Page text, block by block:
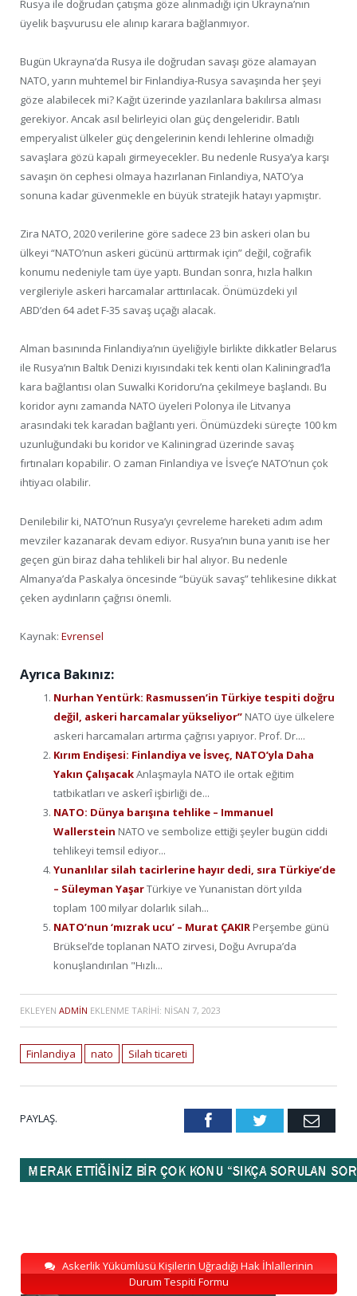
Rusya ile doğrudan çatışma göze alınmadığı için Ukrayna’nın
üyelik başvurusu ele alınıp karara bağlanmıyor.
Bugün Ukrayna’da Rusya ile doğrudan savaşı göze alamayan
NATO, yarın muhtemel bir Finlandiya-Rusya savaşında her şeyi
göze alabilecek mi? Kağıt üzerinde yazılanlara bakılırsa alması
gerekiyor. Ancak asıl belirleyici olan güç dengeleridir. Batılı
emperyalist ülkeler güç dengelerinin kendi lehlerine olmadığı
savaşlara gözü kapalı girmeyecekler. Bu nedenle Rusya’ya karşı
savaşın ön cephesi olmaya hazırlanan Finlandiya, NATO’ya
sonuna kadar güvenmekle en büyük stratejik hatayı yapmıştır.
Zira NATO, 2020 verilerine göre sadece 23 bin askeri olan bu
ülkeyi “NATO’nun askeri gücünü arttırmak için” değil, coğrafik
konumu nedeniyle tam üye yaptı. Bundan sonra, hızla halkın
vergileriyle askeri harcamalar arttırılacak. Önümüzdeki yıl
ABD’den 64 adet F-35 savaş uçağı alacak.
Alman basınında Finlandiya’nın üyeliğiyle birlikte dikkatler Belarus
ile Rusya’nın Baltık Denizi kıyısındaki tek kenti olan Kaliningrad’la
kara bağlantısı olan Suwalki Koridoru’na çekilmeye başlandı. Bu
koridor aynı zamanda NATO üyeleri Polonya ile Litvanya
arasındaki tek karadan bağlantı yeri. Önümüzdeki süreçte 100 km
uzunluğundaki bu koridor ve Kaliningrad üzerinde savaş
fırtınaları kopabilir. O zaman Finlandiya ve İsveç’e NATO’nun çok
ihtiyacı olabilir.
Denilebilir ki, NATO’nun Rusya’yı çevreleme hareketi adım adım
mevziler kazanarak devam ediyor. Rusya’nın buna yanıtı ise her
geçen gün biraz daha tehlikeli bir hal alıyor. Bu nedenle
Almanya’da Paskalya öncesinde “büyük savaş” tehlikesine dikkat
çeken aydınların çağrısı önemli.
Kaynak: Evrensel
Ayrıca Bakınız:
Nurhan Yentürk: Rasmussen’in Türkiye tespiti doğru
değil, askeri harcamalar yükseliyor” NATO üye ülkelere
askeri harcamaları artırma çağrısı yapıyor. Prof. Dr....
Kırım Endişesi: Finlandiya ve İsveç, NATO’yla Daha
Yakın ÇalışacakAnlaşmayla NATO ile ortak eğitim
tatbikatları ve askerî işbirliği de...
NATO: Dünya barışına tehlike – Immanuel
Wallerstein NATO ve sembolize ettiği şeyler bugün ciddi
tehlikeyi temsil ediyor...
Yunanlılar silah tacirlerine hayır dedi, sıra Türkiye’de
– Süleyman YaşarTürkiye ve Yunanistan dört yılda
toplam 100 milyar dolarlık silah...
NATO’nun ‘mızrak ucu’ – Murat ÇAKIR Perşembe günü
Brüksel’de toplanan NATO zirvesi, Doğu Avrupa’da
konuşlandırılan "Hızlı...
EKLEYEN ADMIN EKLENME TARIHI: NISAN 7, 2023
Finlandiya nato Silah ticareti
PAYLAŞ. FacebookTwitter Email
Askerlik Yükümlüsü Kişilerin Uğradığı Hak İhlallerinin
Durum Tespiti Formu